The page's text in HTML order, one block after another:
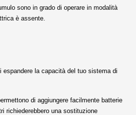
sono in grado di operare in modalità
è assente.
espandere la capacità del tuo sistema di
di aggiungere facilmente batterie
richiederebbero una sostituzione